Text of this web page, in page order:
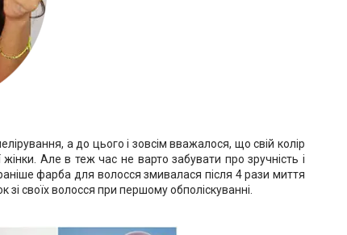
а до цього і зовсім вважалося, що свій колір
Але в теж час не варто забувати про зручність і
фарба для волосся змивалася після 4 рази миття
зі своїх волосся при першому обполіскуванні.